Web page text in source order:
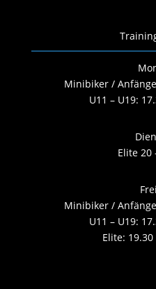
Minibiker /
U11 – U19:
Elite 20
Minibiker /
U11 – U19:
Elite: